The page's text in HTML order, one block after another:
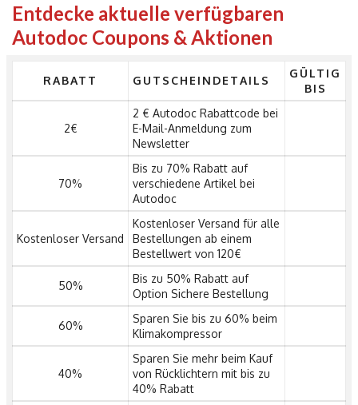
Entdecke aktuelle verfügbaren
Autodoc Coupons & Aktionen
RABATT GUTSCHEINDETAILS
GÜLTIG
BIS
2€
2 € Autodoc Rabattcode bei
E-Mail-Anmeldung zum
Newsletter
70%
Bis zu 70% Rabatt auf
verschiedene Artikel bei
Autodoc
Kostenloser Versand
Kostenloser Versand für alle
Bestellungen ab einem
Bestellwert von 120€
50%
Bis zu 50% Rabatt auf
Option Sichere Bestellung
60%
Sparen Sie bis zu 60% beim
Klimakompressor
40%
Sparen Sie mehr beim Kauf
von Rücklichtern mit bis zu
40% Rabatt